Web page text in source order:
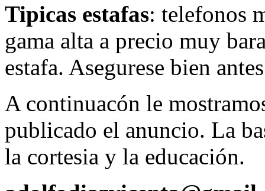
Tipicas estafas: telefonos
gama alta a precio muy
estafa. Asegurese bien
A continuacón le
publicado el anuncio. La
la cortesia y la educación.